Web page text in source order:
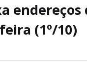
(1º/10)